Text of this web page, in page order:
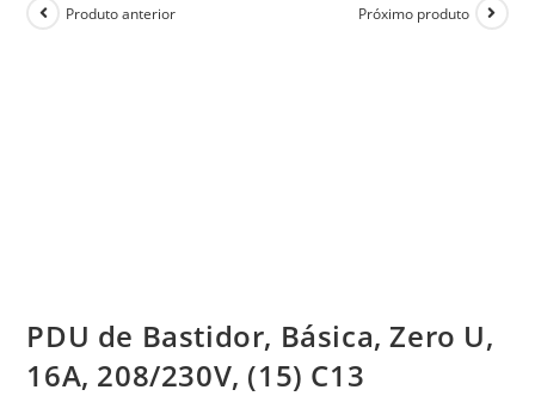
Produto anterior Próximo produto
PDU de Bastidor, Básica, Zero U,
16A, 208/230V, (15) C13